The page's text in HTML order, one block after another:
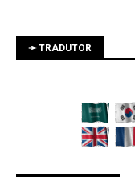
➛ TRADUTOR